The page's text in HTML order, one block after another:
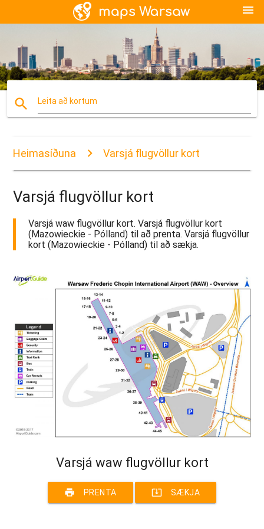
menu
search Leita að kortum
Heimasíðuna Varsjá flugvöllur kort
Varsjá flugvöllur kort
Varsjá waw flugvöllur kort. Varsjá flugvöllur kort
(Mazowieckie - Pólland) til að prenta. Varsjá flugvöllur
kort (Mazowieckie - Pólland) til að sækja.
Varsjá waw flugvöllur kort
print PRENTA system_update_alt SÆKJA